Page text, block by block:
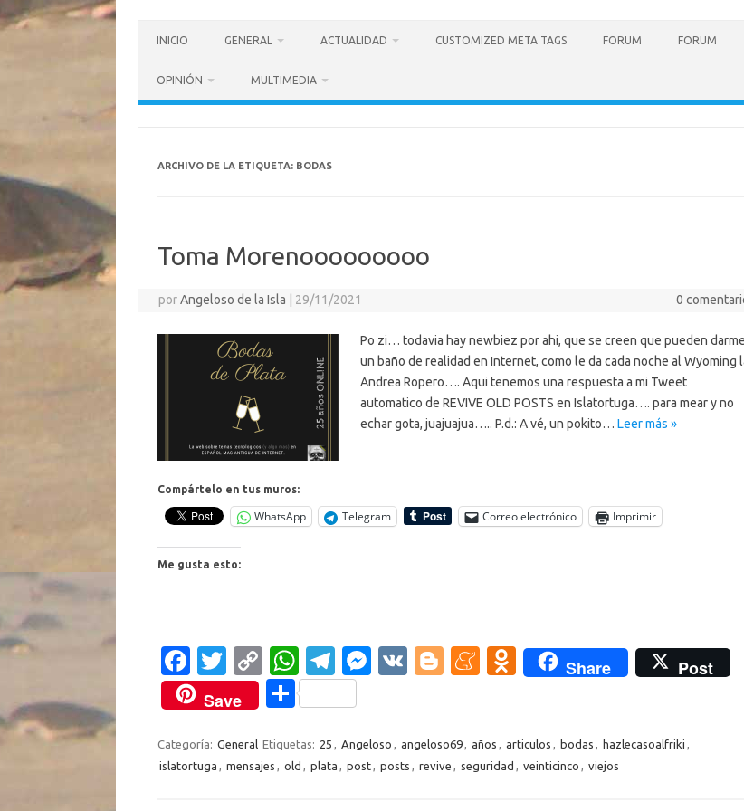
INICIO GENERAL ACTUALIDAD CUSTOMIZED META TAGS FORUM FORUM
OPINIÓN MULTIMEDIA
ARCHIVO DE LA ETIQUETA: BODAS
Toma Morenooooooooo
porAngeloso de la Isla 29/11/2021 0
Po zi… todavia hay newbiez por ahi, que se creen que pueden darme
un baño de realidad en Internet, como le da cada noche al Wyoming
Andrea Ropero…. Aqui tenemos una respuesta a mi Tweet
automatico de REVIVE OLD POSTS en Islatortuga…. para mear y no
echar gota, juajuajua….. P.d.: A vé, un pokito… Leer más »
Compártelo en tus muros:
WhatsApp Telegram Correo electrónico Imprimir
Me gusta esto:
Fa
c
e
b
o
T
w
it
te
r
C
o
p
y
Li
W
h
at
s
A
T
el
e
gr
a
M
n
g
V
Bl
g
er
M
e
a
O
o
kl
Share
Post
Save
C
m
p
Categoría: General Etiquetas: 25 , Angeloso , angeloso69, años , articulos , bodas , hazlecasoalfriki ,
islatortuga , mensajes , old , plata , post, posts , revive , seguridad , veinticinco , viejos